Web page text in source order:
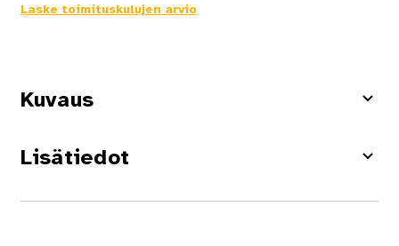
Laske toimituskulujen arvio
Kuvaus
Lisätiedot